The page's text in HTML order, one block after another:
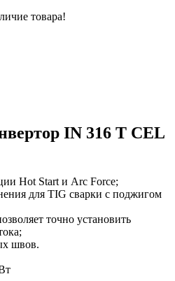
товара!
IN 316 T CEL
Hot Start и Arc Force;
для TIG сварки с поджигом
точно установить
швов.